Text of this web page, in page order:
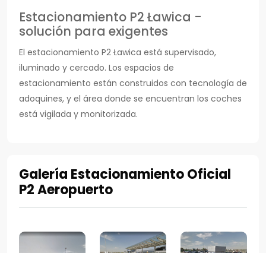
Estacionamiento P2 Ławica -
solución para exigentes
El estacionamiento P2 Ławica está supervisado,
iluminado y cercado. Los espacios de
estacionamiento están construidos con tecnología de
adoquines, y el área donde se encuentran los coches
está vigilada y monitorizada.
Galería Estacionamiento Oficial
P2 Aeropuerto